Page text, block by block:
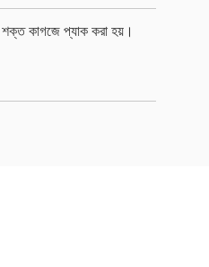
শক্ত কাগজে প্যাক করা হয়।